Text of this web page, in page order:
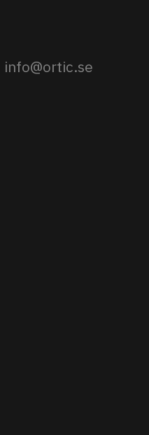
info@ortic.se